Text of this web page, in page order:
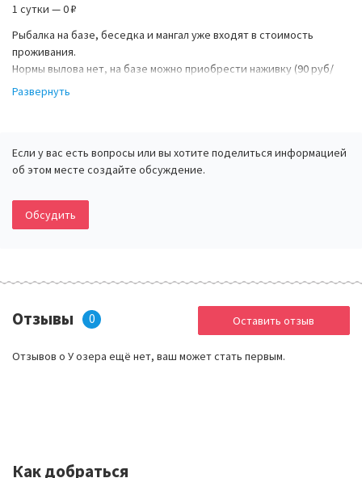
1 сутки — 0 ₽
Рыбалка на базе, беседка и мангал уже входят в стоимость
проживания.
Нормы вылова нет, на базе можно приобрести наживку (90 руб/
упаковка) или арендовать снасти и плавсредства.
Прокат:
Пластиковая лодка (на 2, 4 или 6 мест) – 200 руб/час.
Развернуть
Если у вас есть вопросы или вы хотите поделиться информацией
об этом месте создайте обсуждение.
Обсудить
Отзывы 0
Отзывов о У озера ещё нет, ваш может стать первым.
Оставить отзыв
Как добраться